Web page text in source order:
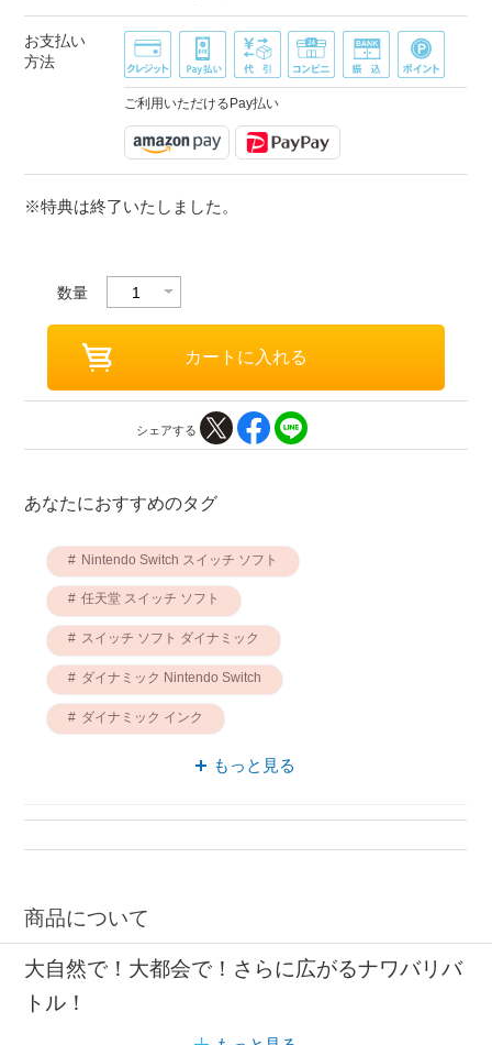
お支払い
方法
ご利用いただけるPay払い
※特典は終了いたしました。
数量
シェアする
あなたにおすすめのタグ
Nintendo Switch スイッチ ソフト
任天堂 スイッチ ソフト
スイッチ ソフト ダイナミック
ダイナミック Nintendo Switch
ダイナミック インク
Nintendo Switch スプラトゥーン3
ダイナミック 任天堂
もっと見る
商品について
大自然で！大都会で！さらに広がるナワバリバ
トル！